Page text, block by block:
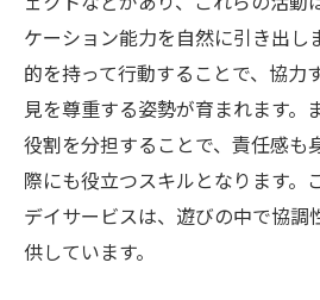
ケーション能力を自然に引き出し
的を持って行動することで、協力
見を尊重する姿勢が育まれます。
役割を分担することで、責任感も
際にも役立つスキルとなります。
デイサービスは、遊びの中で協調
供しています。